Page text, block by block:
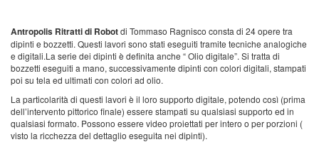
Antropolis Ritratti di Robotdi Tommaso Ragnisco consta di 24 opere tra
dipinti e bozzetti. Questi lavori sono stati eseguiti tramite tecniche analogiche
e digitali.La serie dei dipinti è definita anche “ Olio digitale”. Si tratta di
bozzetti eseguiti a mano, successivamente dipinti con colori digitali, stampati
poi su tela ed ultimati con colori ad olio.
La particolarità di questi lavori è il loro supporto digitale, potendo così (prima
dell’intervento pittorico finale) essere stampati su qualsiasi supporto ed in
qualsiasi formato. Possono essere video proiettati per intero o per porzioni (
visto la ricchezza del dettaglio eseguita nei dipinti).